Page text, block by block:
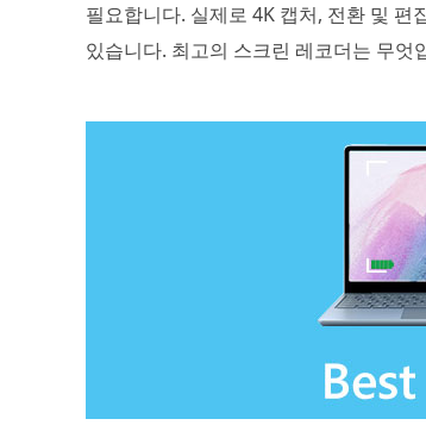
필요합니다. 실제로 4K 캡처, 전환 및
있습니다. 최고의 스크린 레코더는 무엇